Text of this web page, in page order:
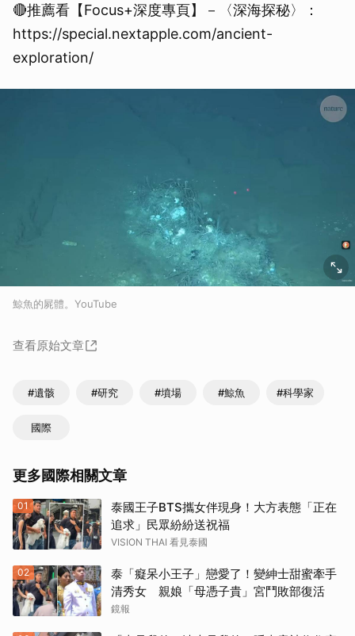
🔴推薦看【Focus+深度專頁】－〈深海探秘〉：
https://special.nextapple.com/ancient-
exploration/
鯨魚的屍體。YouTube
查看原始文章
#遺骸 #研究 #墳場 #鯨魚 #科學家
國際
更多國際相關文章
01
泰國王子BTS攜女伴現身！大方表態「正在
追求」民眾紛紛送祝福
VISION THAI 看見泰國
02
泰「癡呆小王子」戀愛了！變紳士甜蜜牽手
清秀女 親娘「母憑子貴」宮鬥敗部復活
鏡報